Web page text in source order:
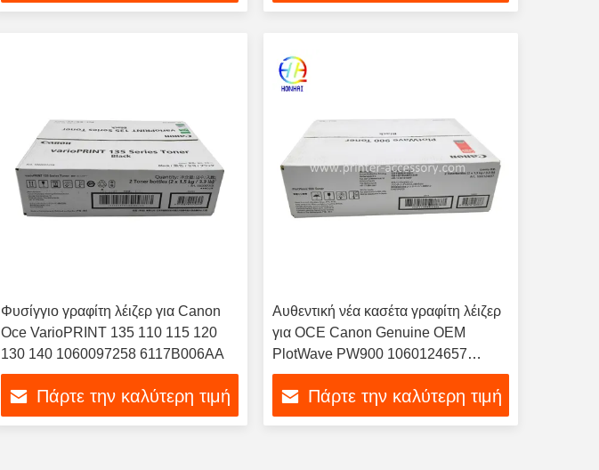
Φυσίγγιο γραφίτη λέιζερ για Canon
Oce VarioPRINT 135 110 115 120
130 140 1060097258 6117B006AA
Πάρτε την καλύτερη τιμή
Αυθεντική νέα κασέτα γραφίτη λέιζερ
για OCE Canon Genuine OEM
PlotWave PW900 1060124657
Κασέτα γραφίτη
Πάρτε την καλύτερη τιμή